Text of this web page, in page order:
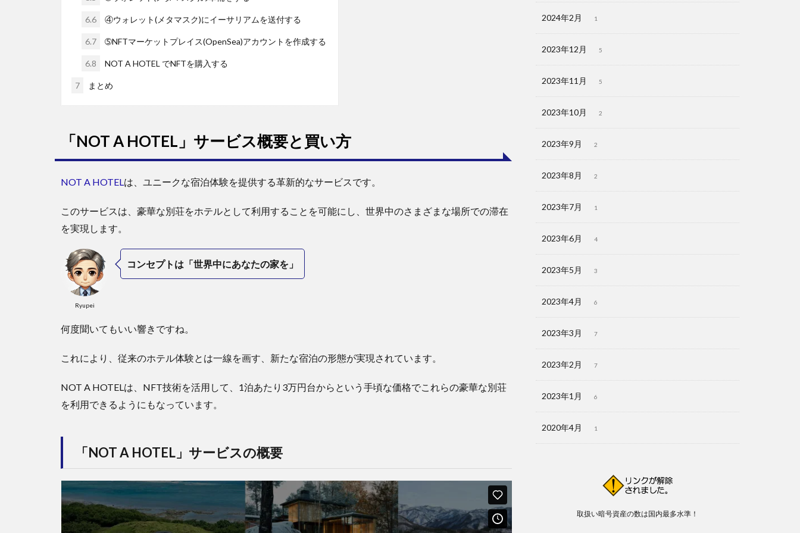
6.6 ④ウォレット(メタマスク)にイーサリアムを送付する
6.7 ➄NFTマーケットプレイス(OpenSea)アカウントを作成する
6.8 NOT A HOTEL でNFTを購入する
7 まとめ
「NOT A HOTEL」サービス概要と買い方
NOT A HOTEL は、ユニークな宿泊体験を提供する革新的なサービスです。
このサービスは、豪華な別荘をホテルとして利用することを可能にし、世界中のさまざまな場所での滞在
を実現します。
Ryupei
コンセプトは「世界中にあなたの家を」
何度聞いてもいい響きですね。
これにより、従来のホテル体験とは一線を画す、新たな宿泊の形態が実現されています。
NOT A HOTELは、NFT技術を活用して、1泊あたり3万円台からという手頃な価格でこれらの豪華な別荘
を利用できるようにもなっています。
「NOT A HOTEL」サービスの概要
2024年2月 1
2023年12月 5
2023年11月 5
2023年10月 2
2023年9月 2
2023年8月 2
2023年7月 1
2023年6月 4
2023年5月 3
2023年4月 6
2023年3月 7
2023年2月 7
2023年1月 6
2020年4月 1
取扱い暗号資産の数は国内最多水準！